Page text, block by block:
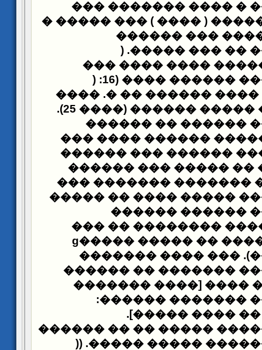
���� ������� ���
���� �� ���� ����� (
�� ���
������
��������
) .
��� ����� �������
������� ������
) :
����� ���� ������ ��
��� ���� ���� ����� ������ (���� 25).
������ �� ������
������ �� �������
������ ����
������
(����� ������ ��
��������). ���
������� ������ �����
����� �������
�������� �� ���
��� (����� ������ �� ����� �����ɡ
������
�������
���������� ���
����� �������
�����������
��������
�� �� ������
���������
)) .